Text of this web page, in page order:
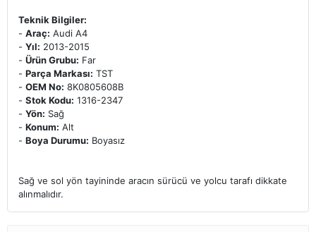
Teknik Bilgiler:
- Araç: Audi A4
- Yıl: 2013-2015
- Ürün Grubu: Far
- Parça Markası: TST
- OEM No: 8K0805608B
- Stok Kodu: 1316-2347
- Yön: Sağ
- Konum: Alt
- Boya Durumu: Boyasız
Sağ ve sol yön tayininde aracın sürücü ve yolcu tarafı dikkate
alınmalıdır.